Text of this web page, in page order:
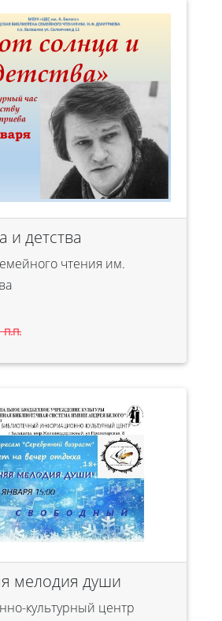
и детства
чтения им.
п.п.
мелодия души
культурный центр